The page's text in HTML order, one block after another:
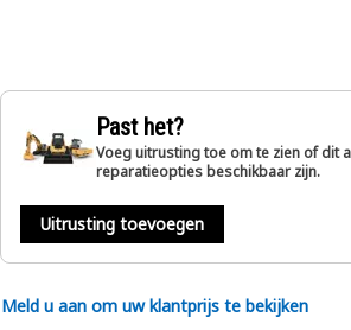
Past het?
Voeg uitrusting toe om te zien of dit
reparatieopties beschikbaar zijn.
Uitrusting toevoegen
Meld u aan om uw klantprijs te bekijken